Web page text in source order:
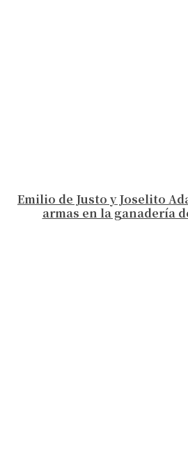
Emilio de Justo y Joselito
armas en la ganadería